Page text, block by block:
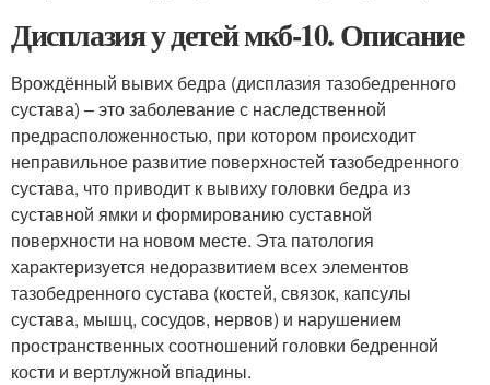
Дисплазия у детей мкб-10. Описание
Врождённый вывих бедра (дисплазия тазобедренного
сустава) – это заболевание с наследственной
предрасположенностью, при котором происходит
неправильное развитие поверхностей тазобедренного
сустава, что приводит к вывиху головки бедра из
суставной ямки и формированию суставной
поверхности на новом месте. Эта патология
характеризуется недоразвитием всех элементов
тазобедренного сустава (костей, связок, капсулы
сустава, мышц, сосудов, нервов) и нарушением
пространственных соотношений головки бедренной
кости и вертлужной впадины.